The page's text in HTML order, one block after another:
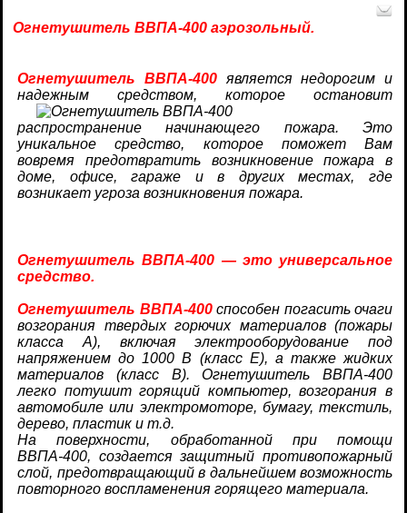
Огнетушитель ВВПА-400 аэрозольный.
Огнетушитель ВВПА-400является недорогим и
надежным средством, которое остановит
распространение начинающего пожара. Это
уникальное средство, которое поможет Вам
вовремя предотвратить возникновение пожара в
доме, офисе, гараже и в других местах, где
возникает угроза возникновения пожара.
Огнетушитель ВВПА-400 — это универсальное
средство.
Огнетушитель ВВПА-400способен погасить очаги
возгорания твердых горючих материалов (пожары
класса А), включая электрооборудование под
напряжением до 1000 В (класс Е), а также жидких
материалов (класс В). Огнетушитель ВВПА-400
легко потушит горящий компьютер, возгорания в
автомобиле или электромоторе, бумагу, текстиль,
дерево, пластик и т.д.
На поверхности, обработанной при помощи
ВВПА-400, создается защитный противопожарный
слой, предотвращающий в дальнейшем возможность
повторного воспламенения горящего материала.